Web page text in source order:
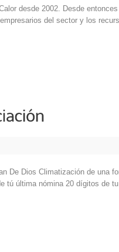
desde 2002. Desde
del sector y los
De Dios Climatización de una
tú última nómina 20 dígitos